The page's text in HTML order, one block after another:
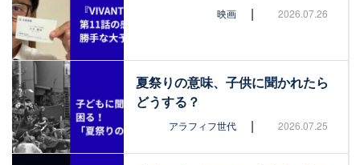
映画 | 2026.07.26
夏祭りの意味、子供に聞かれたら
どうする？
アラフィフ世代 | 2026.07.25